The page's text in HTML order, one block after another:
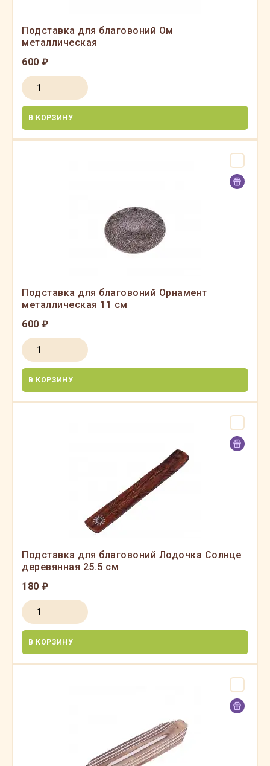
Подставка для благовоний Ом
металлическая
600 ₽
В КОРЗИНУ
Подставка для благовоний Орнамент
металлическая 11 см
600 ₽
В КОРЗИНУ
Подставка для благовоний Лодочка Солнце
деревянная 25.5 см
180 ₽
В КОРЗИНУ